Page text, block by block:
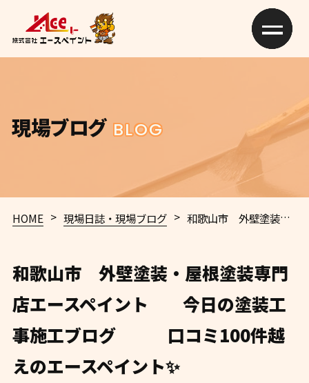
現場ブログ BLOG
HOME > 現場日誌・現場ブログ > 和歌山市 外壁塗装・屋根塗装専門店エースペイント 今日の塗装工事施工ブログ 口コミ100件越えのエースペイント✨
和歌山市 外壁塗装・屋根塗装専門
店エースペイント 今日の塗装工
事施工ブログ 口コミ100件越
えのエースペイント✨